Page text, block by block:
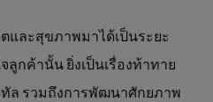
และสุขภาพมาได้เป็นระยะ
กค้านั้น ยิ่งเป็นเรื่องท้าทาย
ล รวมถึงการพัฒนาศักยภาพ